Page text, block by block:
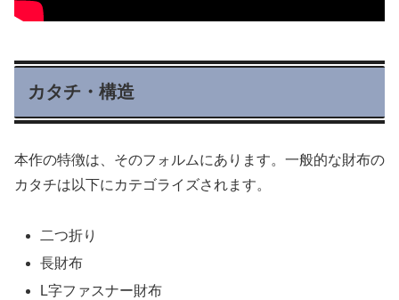
カタチ・構造
本作の特徴は、そのフォルムにあります。一般的な財布の
カタチは以下にカテゴライズされます。
二つ折り
長財布
L字ファスナー財布